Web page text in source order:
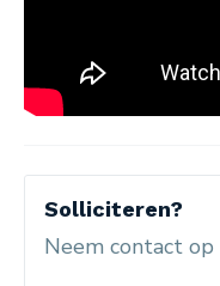
Solliciteren?
Neem contact op